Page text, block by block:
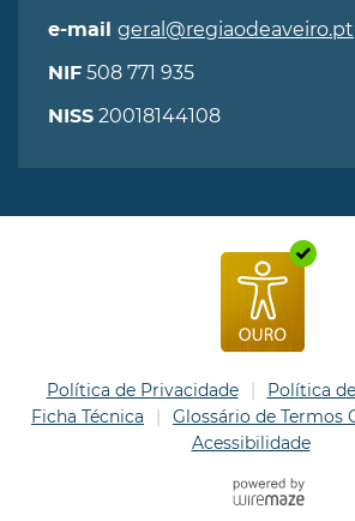
e-mail geral@regiaodeaveiro.pt
NIF 508 771 935
NISS 20018144108
Política de Privacidade
Política
Ficha Técnica
Glossário de Termos
Acessibilidade